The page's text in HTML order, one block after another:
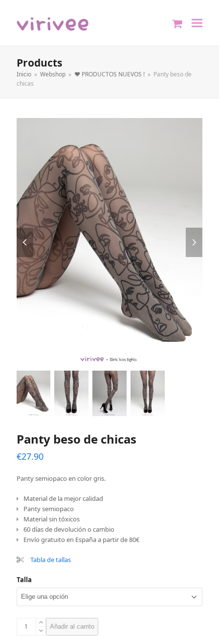
Products
Inicio » Webshop » ❤️ PRODUCTOS NUEVOS ! » Panty beso de
chicas
previous
slide
slide
Panty beso de chicas
€27.90
Panty semiopaco en color gris.
Material de la mejor calidad
Panty semiopaco
Material sin tóxicos
60 días de devolución o cambio
Envío gratuito en España a partir de 80€
Tabla de tallas
Talla
Panty
Añadir al carrito